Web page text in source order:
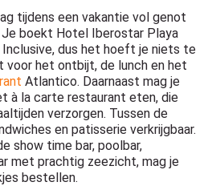
tijdens een vakantie vol genot
boekt Hotel Iberostar Playa
Inclusive, dus het hoeft je niets te
het ontbijt, de lunch en het
Atlantico. Daarnaast mag je
à la carte restaurant eten, die
verzorgen. Tussen de
en patisserie verkrijgbaar.
show time bar, poolbar,
met prachtig zeezicht, mag je
bestellen.